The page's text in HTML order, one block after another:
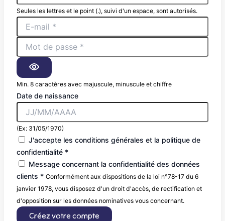
Seules les lettres et le point (.), suivi d'un espace, sont autorisés.
Min. 8 caractères avec majuscule, minuscule et chiffre
Date de naissance
(Ex: 31/05/1970)
J'accepte les conditions générales et la politique de
confidentialité *
Message concernant la confidentialité des données
clients * Conformément aux dispositions de la loi n°78-17 du 6
janvier 1978, vous disposez d'un droit d'accès, de rectification et
d'opposition sur les données nominatives vous concernant.
Créez votre compte